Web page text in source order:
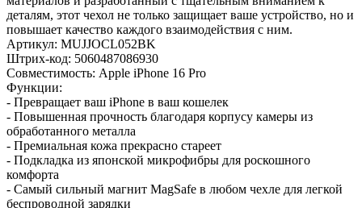
деталям, этот чехол не только защищает ваше устройство, но и
повышает качество каждого взаимодействия с ним.
Артикул: MUJJOCL052BK
Штрих-код: 5060487086930
Совместимость: Apple iPhone 16 Pro
Функции:
- Превращает ваш iPhone в ваш кошелек
- Повышенная прочность благодаря корпусу камеры из
обработанного металла
- Премиальная кожа прекрасно стареет
- Подкладка из японской микрофибры для роскошного
комфорта
- Самый сильный магнит MagSafe в любом чехле для легкой
беспроводной зарядки